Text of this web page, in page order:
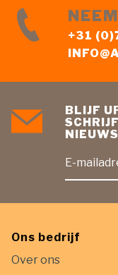
+31
BLIJF
E-
Ons bedrijf
Over ons